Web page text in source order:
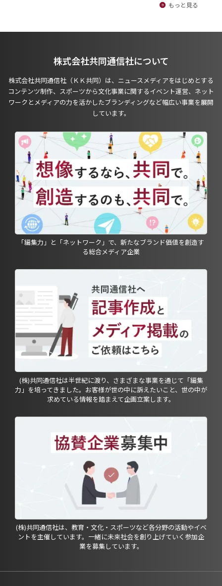
もっと見る
株式会社共同通信社について
株式会社共同通信社（ＫＫ共同）は、ニュースメディアをはじめとする
コンテンツ制作、スポーツから文化事業に関するイベント運営、ネット
ワークとメディアの力を活かしたブランディングなど幅広い事業を展開
しています。
「編集力」と「ネットワーク」で、新たなブランド価値を創造す
る総合メディア企業
(株)共同通信社は半世紀に渡り、さまざまな事業を通じて「編集
力」を培ってきました。お客様が世の中に訴えたいこと、世の中が
求めている情報を踏まえて企画立案します。
(株)共同通信社は、教育・文化・スポーツなど各分野の活動やイベ
ントを主催しています。一緒に未来社会を創り上げていく参加企
業を募集しています。